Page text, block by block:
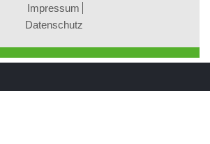
Impressum
Datenschutz